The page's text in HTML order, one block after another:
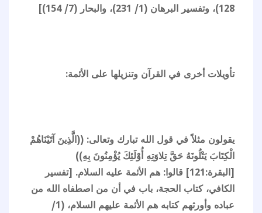
128)، وتفسير البرهان (1/ 231)، والبحار (7/ 154)]
تأويلات أخرى في القرآن وتنزيلها على الأئمة:
يقولون مثلاً في قول الله تبارك وتعالى: ((الَّذِينَ آتَيْنَاهُمْ
الْكِتَابَ يَتْلُونَهُ حَقَّ تِلاوَتِهِ أُوْلَئِكَ يُؤْمِنُونَ بِهِ))
[البقرة:121] قالوا: هم الأئمة عليه السلام. [تفسير
الكافي، كتاب الحجة، باب في أن من اصطفاه الله من
عباده وأورثهم كتابه هم الأئمة عليهم السلام، (1/